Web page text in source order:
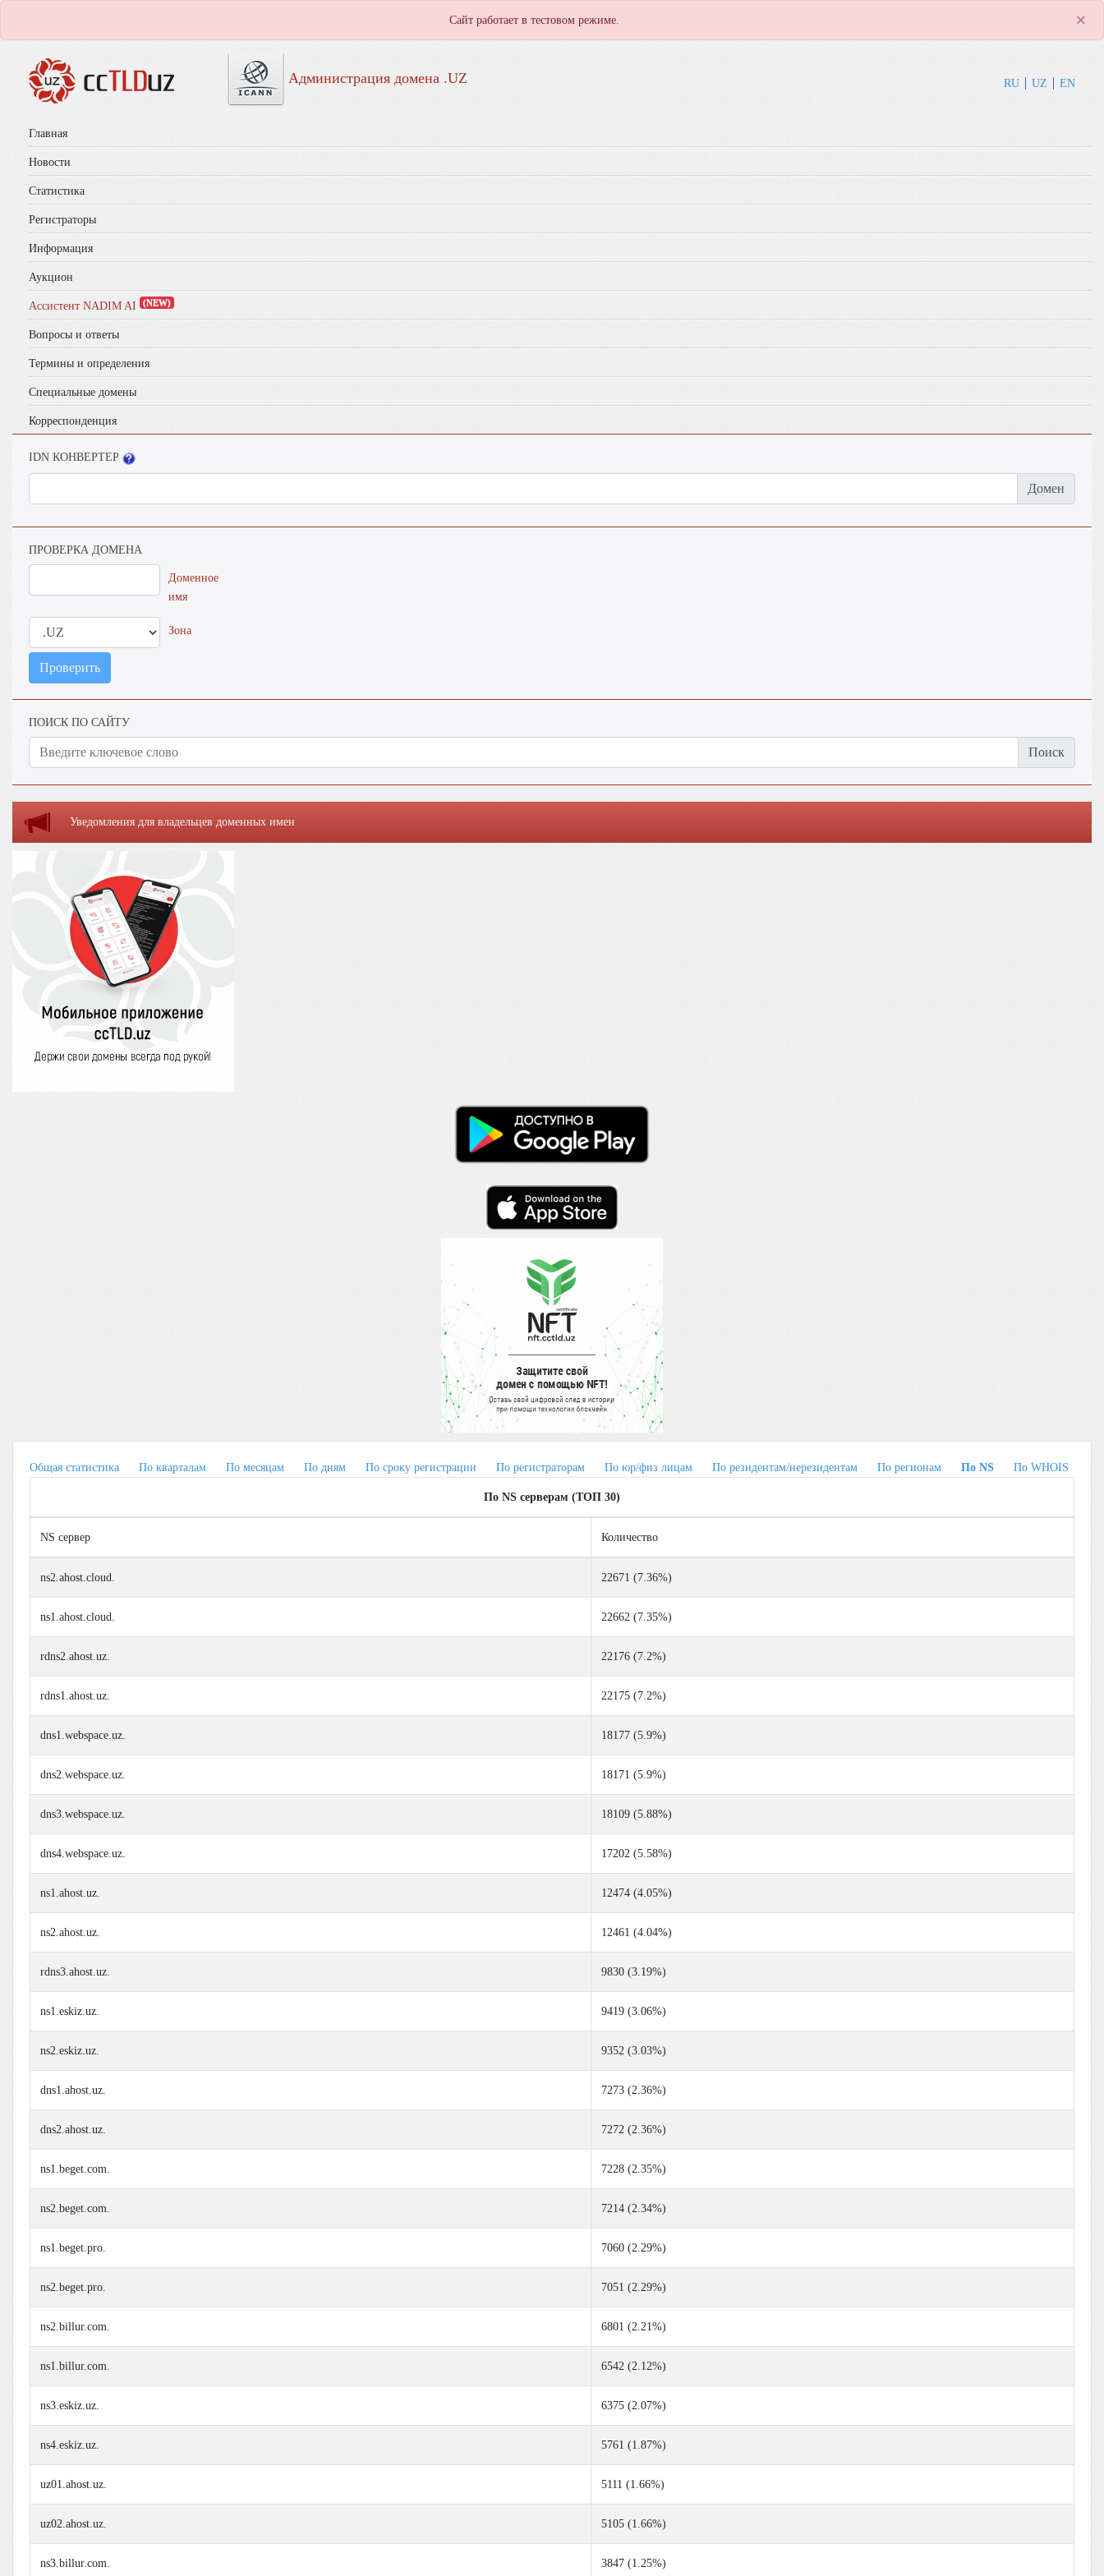
Сайт работает в тестовом режиме. ×
Администрация домена .UZ RU UZ EN
Главная
Новости
Статистика
Регистраторы
Информация
Аукцион
Ассистент NADIM AI (NEW)
Вопросы и ответы
Термины и определения
Специальные домены
Корреспонденция
IDN КОНВЕРТЕР
Домен
ПРОВЕРКА ДОМЕНА
Доменное
имя
Зона
Проверить
ПОИСК ПО САЙТУ
Поиск
Уведомления для владельцев доменных имен
Общая статистика По кварталам По месяцам По дням По сроку регистрации По регистраторам По юр/физ лицам По резидентам/нерезидентам По регионам По NS По WHOIS
По NS серверам (ТОП 30)
NS сервер Количество
ns2.ahost.cloud. 22671 (7.36%)
ns1.ahost.cloud. 22662 (7.35%)
rdns2.ahost.uz. 22176 (7.2%)
rdns1.ahost.uz. 22175 (7.2%)
dns1.webspace.uz. 18177 (5.9%)
dns2.webspace.uz. 18171 (5.9%)
dns3.webspace.uz. 18109 (5.88%)
dns4.webspace.uz. 17202 (5.58%)
ns1.ahost.uz. 12474 (4.05%)
ns2.ahost.uz. 12461 (4.04%)
rdns3.ahost.uz. 9830 (3.19%)
ns1.eskiz.uz. 9419 (3.06%)
ns2.eskiz.uz. 9352 (3.03%)
dns1.ahost.uz. 7273 (2.36%)
dns2.ahost.uz. 7272 (2.36%)
ns1.beget.com. 7228 (2.35%)
ns2.beget.com. 7214 (2.34%)
ns1.beget.pro. 7060 (2.29%)
ns2.beget.pro. 7051 (2.29%)
ns2.billur.com. 6801 (2.21%)
ns1.billur.com. 6542 (2.12%)
ns3.eskiz.uz. 6375 (2.07%)
ns4.eskiz.uz. 5761 (1.87%)
uz01.ahost.uz. 5111 (1.66%)
uz02.ahost.uz. 5105 (1.66%)
ns3.billur.com. 3847 (1.25%)